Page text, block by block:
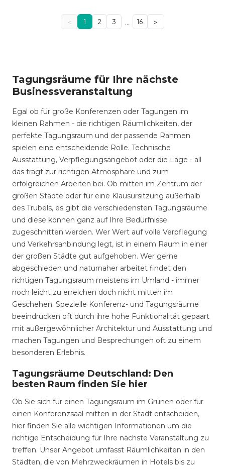
< 1 2 3 … 16 >
Tagungsräume für Ihre nächste
Businessveranstaltung
Egal ob für große Konferenzen oder Tagungen im
kleinen Rahmen - die richtigen Räumlichkeiten, der
perfekte Tagungsraum und der passende Rahmen
spielen eine entscheidende Rolle. Technische
Ausstattung, Verpflegungsangebot oder die Lage - all
das trägt zur richtigen Atmosphäre und zum
erfolgreichen Arbeiten bei. Ob mitten im Zentrum der
großen Städte oder für eine Klausursitzung außerhalb
des Trubels, es gibt die verschiedensten Tagungsräume
und diese können ganz auf Ihre Bedürfnisse
zugeschnitten werden. Wer Wert auf volle Verpflegung
und Verkehrsanbindung legt, ist in einem Raum in einer
der großen Städte gut aufgehoben. Wer gerne
abgeschieden und naturnaher arbeitet findet den
richtigen Tagungsraum meistens im Umland - immer
noch leicht zu erreichen doch nicht mitten im
Geschehen. Spezielle Konferenz- und Tagungsräume
beeindrucken oft durch ihre hohe Funktionalität gepaart
mit außergewöhnlicher Architektur und Ausstattung und
machen Tagungen und Besprechungen oft zu einem
besonderen Erlebnis.
Tagungsräume Deutschland: Den
besten Raum finden Sie hier
Ob Sie sich für einen Tagungsraum im Grünen oder für
einen Konferenzsaal mitten in der Stadt entscheiden,
hier finden Sie alle wichtigen Informationen um die
richtige Entscheidung für Ihre nächste Veranstaltung zu
treffen. Unser Angebot umfasst Räumlichkeiten in den
Städten, die von Mehrzweckräumen in Hotels bis zu